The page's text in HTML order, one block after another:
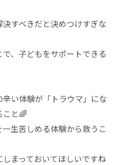
すべきだと決めつけすぎな
、子どもをサポートできる
い体験が「トラウマ」にな
こと🌈
生苦しめる体験から救うこ
まっておいてほしいですね